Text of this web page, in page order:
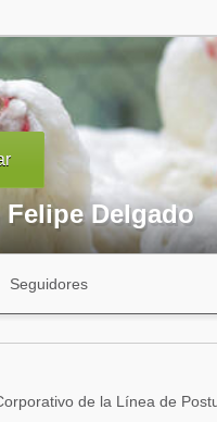
Felipe Delgado
Seguidores
de la Línea de